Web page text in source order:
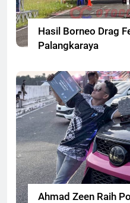
Hasil Borneo Drag
Palangkaraya
Ahmad Zeen Raih